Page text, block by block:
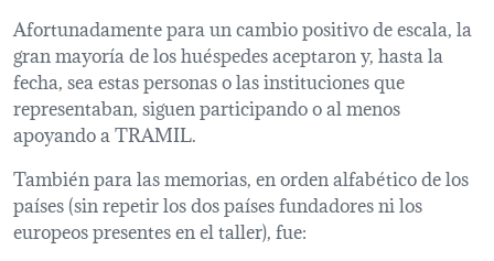
Afortunadamente para un cambio positivo de escala, la
gran mayoría de los huéspedes aceptaron y, hasta la
fecha, sea estas personas o las instituciones que
representaban, siguen participando o al menos
apoyando a TRAMIL.
También para las memorias, en orden alfabético de los
países (sin repetir los dos países fundadores ni los
europeos presentes en el taller), fue: